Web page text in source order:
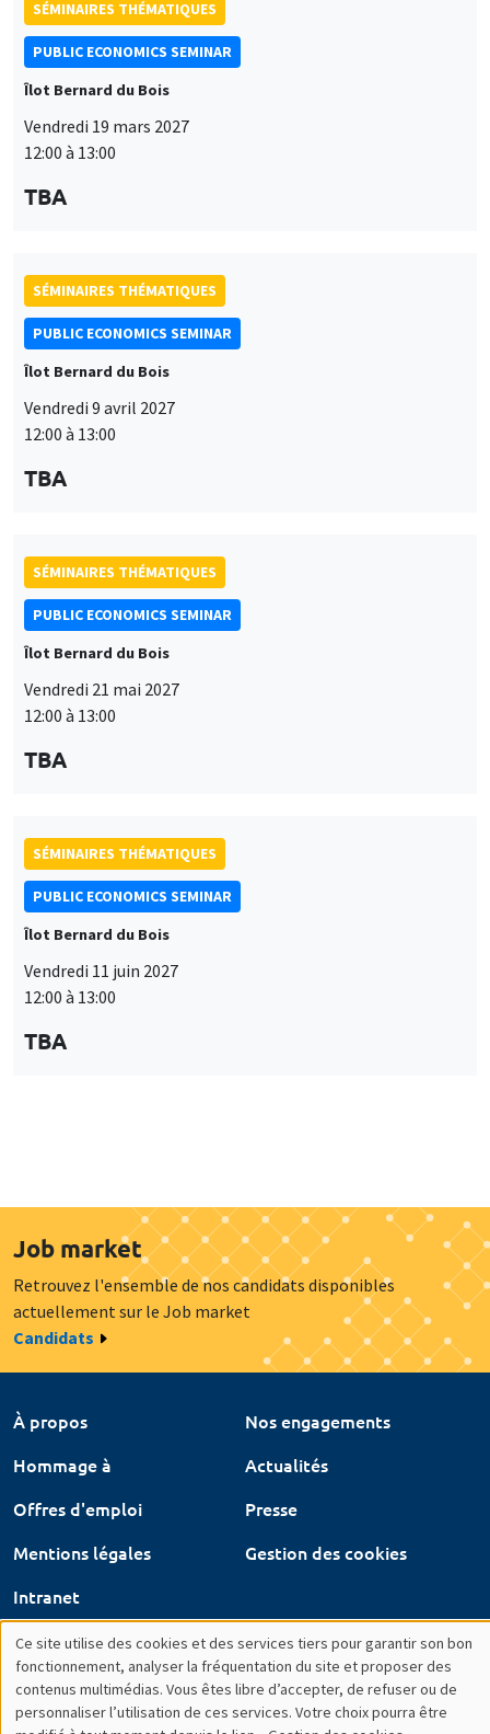
SÉMINAIRES THÉMATIQUES
PUBLIC ECONOMICS SEMINAR
Îlot Bernard du Bois
Vendredi 9 avril 2027
12:00 à 13:00
TBA
SÉMINAIRES THÉMATIQUES
PUBLIC ECONOMICS SEMINAR
Îlot Bernard du Bois
Vendredi 21 mai 2027
12:00 à 13:00
TBA
SÉMINAIRES THÉMATIQUES
PUBLIC ECONOMICS SEMINAR
Îlot Bernard du Bois
Vendredi 11 juin 2027
12:00 à 13:00
TBA
Job market
actuellement sur le Job market
Offres d'emploi
Presse
Mentions légales
Gestion des cookies
Intranet
Utilisation
données
personnelles
et
des
cookies
fonctionnement, analyser la fréquentation du site et proposer des
accessible en bas de page. Pour en savoir plus, consultez notre
politique de confidentialité.
Personnaliser